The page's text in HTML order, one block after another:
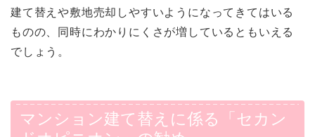
建て替えや敷地売却しやすいようになってきてはいる
ものの、同時にわかりにくさが増しているともいえる
でしょう。
マンション建て替えに係る「セカン